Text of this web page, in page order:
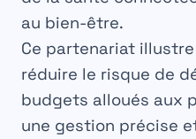
au bien-être.
Ce partenariat
réduire le risque de
budgets alloués aux
une gestion précise